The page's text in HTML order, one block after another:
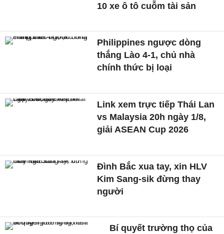
10 xe ô tô cuỗm tài sản
Philippines ngược dòng
thắng Lào 4-1, chủ nhà
chính thức bị loại
Link xem trực tiếp Thái Lan
vs Malaysia 20h ngày 1/8,
giải ASEAN Cup 2026
Đình Bắc xua tay, xin HLV
Kim Sang-sik đừng thay
người
Bí quyết trường thọ của